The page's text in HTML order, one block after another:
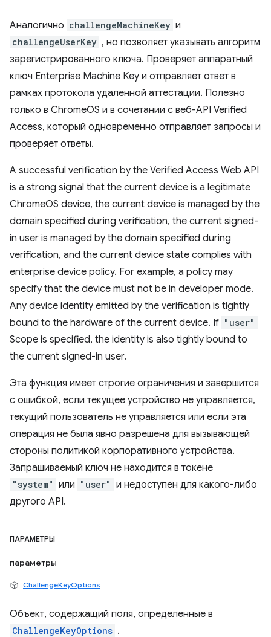
Аналогично challengeMachineKey и
challengeUserKey , но позволяет указывать алгоритм
зарегистрированного ключа. Проверяет аппаратный
ключ Enterprise Machine Key и отправляет ответ в
рамках протокола удаленной аттестации. Полезно
только в ChromeOS и в сочетании с веб-API Verified
Access, который одновременно отправляет запросы и
проверяет ответы.
A successful verification by the Verified Access Web API
is a strong signal that the current device is a legitimate
ChromeOS device, the current device is managed by the
domain specified during verification, the current signed-
in user is managed by the domain specified during
verification, and the current device state complies with
enterprise device policy. For example, a policy may
specify that the device must not be in developer mode.
Any device identity emitted by the verification is tightly
bound to the hardware of the current device. If "user"
Scope is specified, the identity is also tightly bound to
the current signed-in user.
Эта функция имеет строгие ограничения и завершится
с ошибкой, если текущее устройство не управляется,
текущий пользователь не управляется или если эта
операция не была явно разрешена для вызывающей
стороны политикой корпоративного устройства.
Запрашиваемый ключ не находится в токене
"system" или "user" и недоступен для какого-либо
другого API.
ПАРАМЕТРЫ
параметры
ChallengeKeyOptions
Объект, содержащий поля, определенные в
ChallengeKeyOptions .